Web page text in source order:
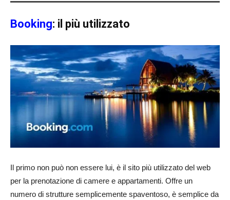
Booking: il più utilizzato
Il primo non può non essere lui, è il sito più utilizzato del web
per la prenotazione di camere e appartamenti. Offre un
numero di strutture semplicemente spaventoso, è semplice da